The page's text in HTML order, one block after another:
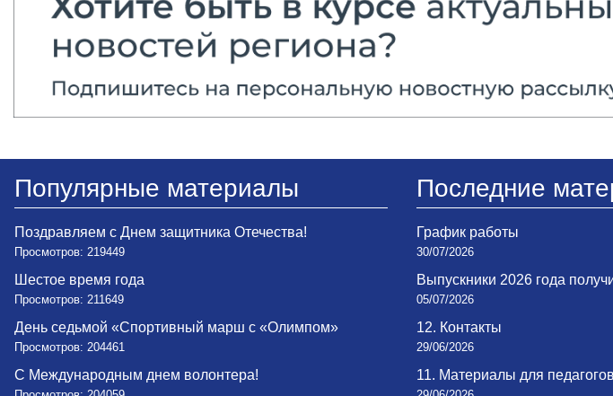
Популярные материалы
Поздравляем с Днем защитника Отечества!
Просмотров: 219449
Шестое время года
Просмотров: 211649
День седьмой «Спортивный марш с «Олимпом»
Просмотров: 204461
С Международным днем волонтера!
Последние
График работы
30/07/2026
Выпускники 2026 года
05/07/2026
12. Контакты
29/06/2026
11. Материалы для